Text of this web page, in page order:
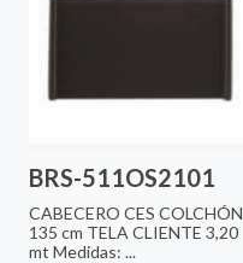
BRS-511OS2101
CABECERO CES COLCHÓN
135 cm TELA CLIENTE 3,20
mt Medidas: ...